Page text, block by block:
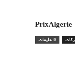
PrixAlgerie
0 تعليقات